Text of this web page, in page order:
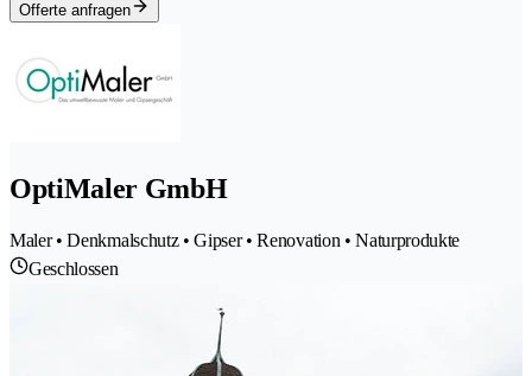
Offerte anfragen
OptiMaler GmbH
Maler • Denkmalschutz • Gipser • Renovation • Naturprodukte
Geschlossen